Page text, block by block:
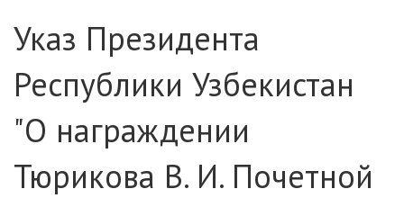
Указ Президента
Республики Узбекистан
"О награждении
Тюрикова В. И. Почетной